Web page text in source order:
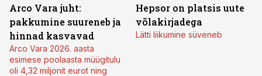
Arco Vara juht:
pakkumine suureneb ja
hinnad kasvavad
Arco Vara 2026. aasta
esimese poolaasta müügitulu
oli 4,32 miljonit eurot ning
Hepsor on platsis uute
võlakirjadega
Lätti liikumine süveneb